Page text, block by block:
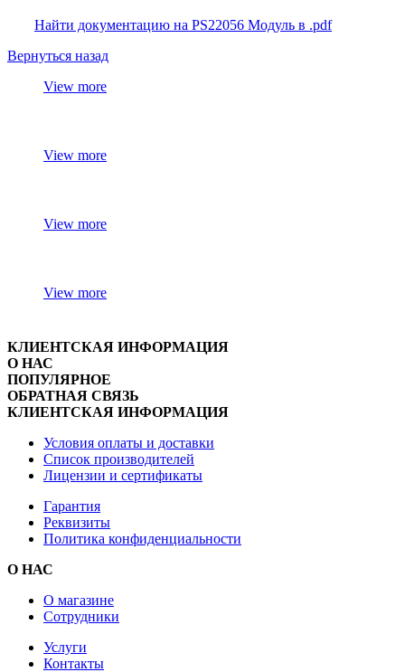
Найти документацию на PS22056 Модуль в .pdf
Вернуться назад
View more
View more
View more
View more
КЛИЕНТСКАЯ ИНФОРМАЦИЯ
О НАС
ПОПУЛЯРНОЕ
ОБРАТНАЯ СВЯЗЬ
КЛИЕНТСКАЯ ИНФОРМАЦИЯ
Условия оплаты и доставки
Список производителей
Лицензии и сертификаты
Гарантия
Реквизиты
Политика конфиденциальности
О НАС
О магазине
Сотрудники
Услуги
Контакты